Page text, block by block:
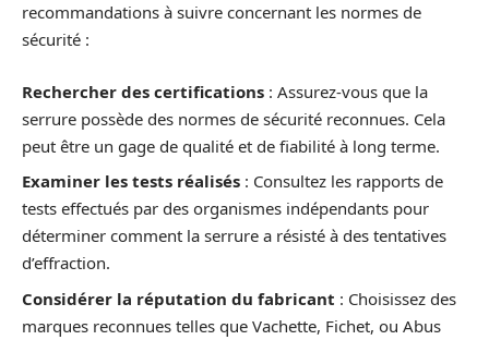
recommandations à suivre concernant les normes de
sécurité :
Rechercher des certifications : Assurez-vous que la
serrure possède des normes de sécurité reconnues. Cela
peut être un gage de qualité et de fiabilité à long terme.
Examiner les tests réalisés : Consultez les rapports de
tests effectués par des organismes indépendants pour
déterminer comment la serrure a résisté à des tentatives
d’effraction.
Considérer la réputation du fabricant : Choisissez des
marques reconnues telles que Vachette, Fichet, ou Abus